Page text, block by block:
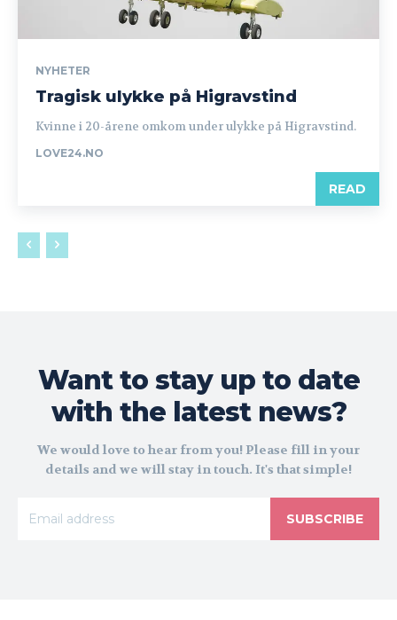
NYHETER
Tragisk ulykke på Higravstind
Kvinne i 20-årene omkom under ulykke på Higravstind.
LOVE24.NO
READ
Want to stay up to date
with the latest news?
We would love to hear from you! Please fill in your
details and we will stay in touch. It's that simple!
SUBSCRIBE